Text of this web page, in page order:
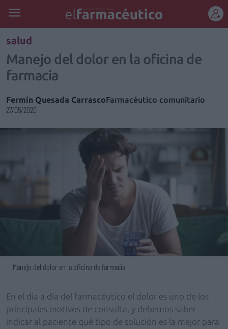
salud
Manejo del dolor en la oficina de
farmacia
Fermín Quesada CarrascoFarmacéutico comunitario
27/05/2020
Manejo del dolor en la oficina de farmacia
En el día a día del farmacéutico el dolor es uno de los
principales motivos de consulta, y debemos saber
indicar al paciente qué tipo de solución es la mejor para